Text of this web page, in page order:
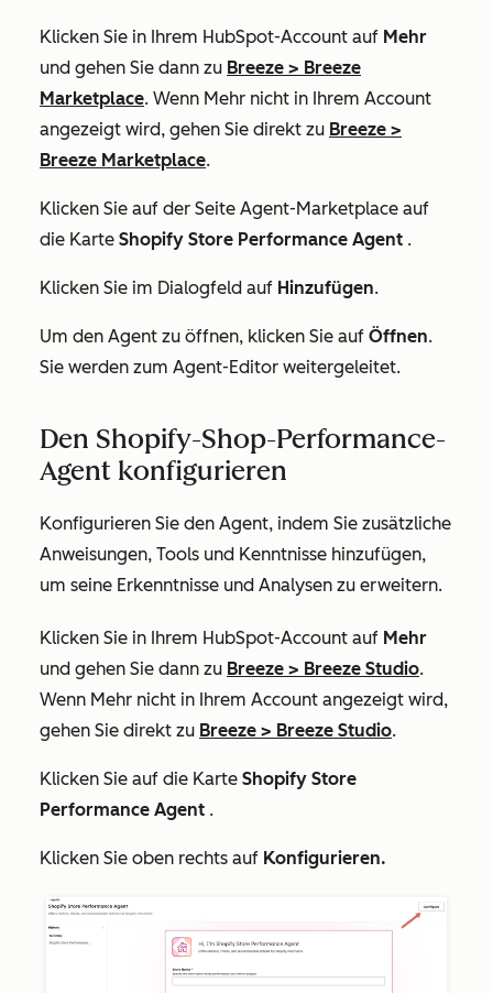
Klicken Sie in Ihrem HubSpot-Account auf Mehr
und gehen Sie dann zu Breeze > Breeze
Marketplace. Wenn Mehr nicht in Ihrem Account
angezeigt wird, gehen Sie direkt zu Breeze >
Breeze Marketplace.
Klicken Sie auf der Seite Agent-Marketplace auf
die Karte Shopify Store Performance Agent .
Klicken Sie im Dialogfeld auf Hinzufügen.
Um den Agent zu öffnen, klicken Sie auf Öffnen.
Sie werden zum Agent-Editor weitergeleitet.
Den Shopify-Shop-Performance-
Agent konfigurieren
Konfigurieren Sie den Agent, indem Sie zusätzliche
Anweisungen, Tools und Kenntnisse hinzufügen,
um seine Erkenntnisse und Analysen zu erweitern.
Klicken Sie in Ihrem HubSpot-Account auf Mehr
und gehen Sie dann zu Breeze > Breeze Studio.
Wenn Mehr nicht in Ihrem Account angezeigt wird,
gehen Sie direkt zu Breeze > Breeze Studio.
Klicken Sie auf die Karte Shopify Store
Performance Agent .
Klicken Sie oben rechts auf Konfigurieren.